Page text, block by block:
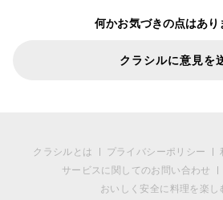
何かお気づきの点はあり
クラシルに意見を
クラシルとは プライバシーポリシー
サービスに関してのお問い合わせ
おいしく安全に料理を楽し